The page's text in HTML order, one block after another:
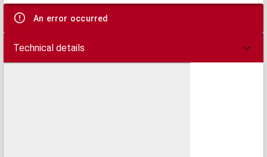
An error occurred
Technical details